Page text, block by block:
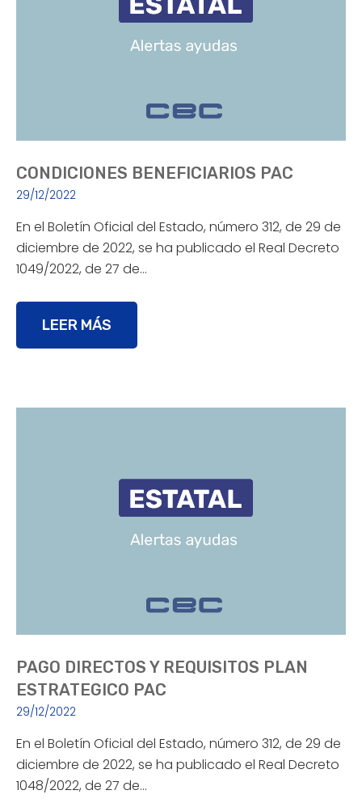
CONDICIONES BENEFICIARIOS PAC
29/12/2022
En el Boletín Oficial del Estado, número 312, de 29 de
diciembre de 2022, se ha publicado el Real Decreto
1049/2022, de 27 de…
LEER MÁS
PAGO DIRECTOS Y REQUISITOS PLAN
ESTRATEGICO PAC
29/12/2022
En el Boletín Oficial del Estado, número 312, de 29 de
diciembre de 2022, se ha publicado el Real Decreto
1048/2022, de 27 de…